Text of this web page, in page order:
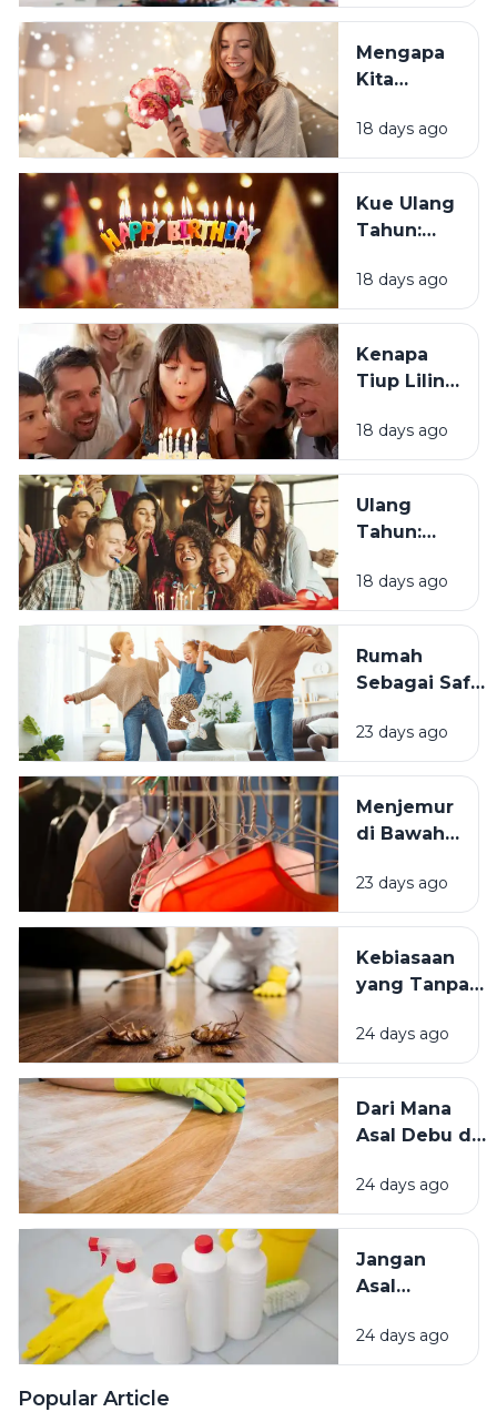
Orang
Merasa
Sedih Saat
Tahun?
Mengapa
Kita
Mendapat
Ucapan
Tahun?
18 days ago
Kue Ulang
Tahun:
Tradisi Ini
Berawal?
18 days ago
Kenapa
Tiup Lilin
Tradisi
Saat Ulang
18 days ago
Ulang
Tahun:
Momen
Bertambah
Terasa
Istimewa?
18 days ago
Rumah
Sebagai Safe
Mengapa
Lingkungan
Tinggal yang
Bersih
Kesejahteraan
Kita?
23 days ago
Menjemur
di Bawah
atau Di
Tempat
Mana yang
Lebih
23 days ago
Kebiasaan
yang Tanpa
Mengundang
Kecoak,
Hama
Lainnya Ke
24 days ago
Dari Mana
Asal Debu di
Kenali
Penyebab
Mengatasinya
24 days ago
Jangan
Asal
Bahan
Pembersih
24 days ago
Popular Article